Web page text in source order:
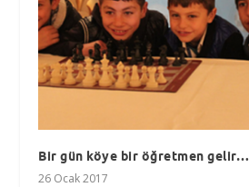
Bir gün köye bir öğretmen gelir…
26 Ocak 2017